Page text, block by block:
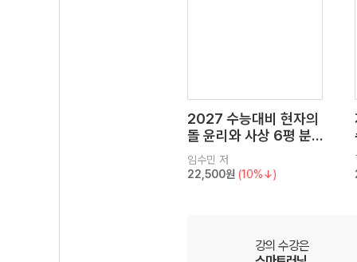
2027 수능대비 현자의
돌 윤리와 사상 6평 분
석서&EBS 수능완성 연
계 N제
임수민 저
22,500원 (10%↓)
강의 수강은